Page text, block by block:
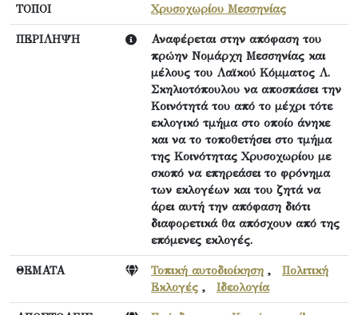
ΤΟΠΟΙ
Χρυσοχωρίου Μεσσηνίας
ΠΕΡΙΛΗΨΗ
Αναφέρεται στην απόφαση του
πρώην Νομάρχη Μεσσηνίας και
μέλους του Λαϊκού Κόμματος Λ.
Σκηλιοτόπουλου να αποσπάσει την
Κοινότητά του από το μέχρι τότε
εκλογικό τμήμα στο οποίο άνηκε
και να το τοποθετήσει στο τμήμα
της Κοινότητας Χρυσοχωρίου με
σκοπό να επηρεάσει το φρόνημα
των εκλογέων και του ζητά να
άρει αυτή την απόφαση διότι
διαφορετικά θα απόσχουν από της
επόμενες εκλογές.
ΘΕΜΑΤΑ Τοπική αυτοδιοίκηση , Πολιτική
Εκλογές , Ιδεολογία